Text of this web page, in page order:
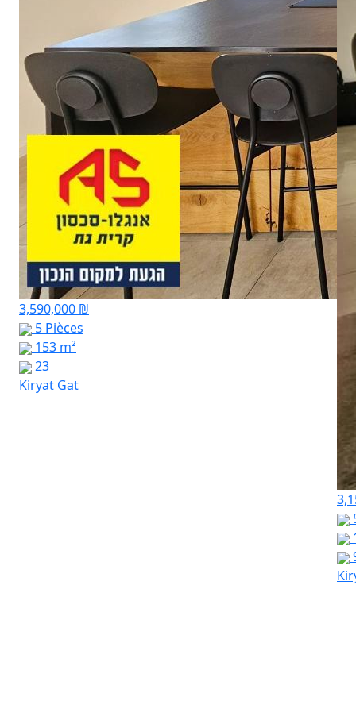
3,590,000 ₪
5 Pièces
153 m²
23
Kiryat Gat